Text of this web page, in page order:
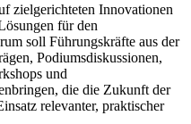
zielgerichteten Innovationen
für den
soll Führungskräfte aus der
Podiumsdiskussionen,
und
die die Zukunft der
relevanter, praktischer